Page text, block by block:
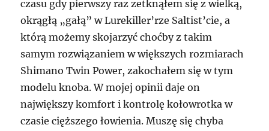
czasu gdy pierwszy raz zetknąłem się z wielką,
okrągłą „gałą” w Lurekiller’rze Saltist’cie, a
którą możemy skojarzyć choćby z takim
samym rozwiązaniem w większych rozmiarach
Shimano Twin Power, zakochałem się w tym
modelu knoba. W mojej opinii daje on
największy komfort i kontrolę kołowrotka w
czasie cięższego łowienia. Muszę się chyba